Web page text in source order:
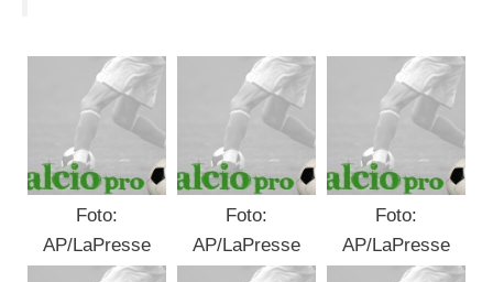
Foto:
AP/LaPresse
Foto:
AP/LaPresse
Foto:
AP/LaPresse